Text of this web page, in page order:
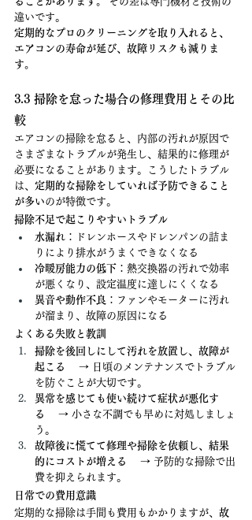
違いです。
定期的なプロのクリーニングを取り入れると、
エアコンの寿命が延び、故障リスクも減りま
す。
3.3 掃除を怠った場合の修理費用とその比
較
エアコンの掃除を怠ると、内部の汚れが原因で
さまざまなトラブルが発生し、結果的に修理が
必要になることがあります。こうしたトラブル
は、 定期的な掃除をしていれば予防できること
が多いのが特徴です。
掃除不足で起こりやすいトラブル
水漏れ ：ドレンホースやドレンパンの詰ま
りにより排水がうまくできなくなる
冷暖房能力の低下 ：熱交換器の汚れで効率
が悪くなり、設定温度に達しにくくなる
異音や動作不良 ：ファンやモーターに汚れ
が溜まり、故障の原因になる
よくある失敗と教訓
掃除を後回しにして汚れを放置し、故障が
起こる
→ 日頃のメンテナンスでトラブル
を防ぐことが大切です。
異常を感じても使い続けて症状が悪化す
る
→ 小さな不調でも早めに対処しましょ
う。
故障後に慌てて修理や掃除を依頼し、結果
的にコストが増える
→ 予防的な掃除で出
費を抑えられます。
日常での費用意識
定期的な掃除は手間も費用もかかりますが、 故